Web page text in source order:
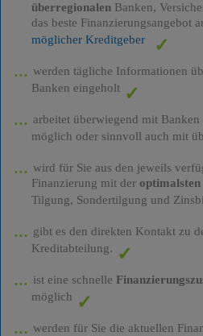
überregionalenBanken,
das beste Finanzierungsangebot
möglicher Kreditgeber
werden tägliche Informationen
Banken eingeholt
arbeitet überwiegend mit
möglich oder sinnvoll auch mit
wird für Sie aus den jeweils
Finanzierung mit der optimalsten
Tilgung, Sondertilgung und
gibt es den direkten Kontakt zu
Kreditabteilung.
ist eine schnelle
möglich
werden für Sie die aktuellen